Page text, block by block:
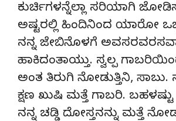
ಕುರ್ಚಿಗಳನ್ನೆಲ್ಲಾ ಸರಿಯಾಗಿ
ಅಷ್ಟರಲ್ಲಿ ಹಿಂದಿನಿಂದ ಯಾರೋ
ನನ್ನ ಜೇಬಿನೊಳಗೆ
ಹಾಕಿದಂತಾಯ್ತು. ಸ್ವಲ್ಪ
ಅಂತ ತಿರುಗಿ ನೋಡುತ್ತಿನಿ, ಸಾಬು.
ಕ್ಷಣ ಖುಷಿ ಮತ್ತೆ ಗಾಬರಿ.
ನನ್ನ ಚಡ್ಡಿ ದೋಸ್ತನನ್ನು ಮತ್ತೆ